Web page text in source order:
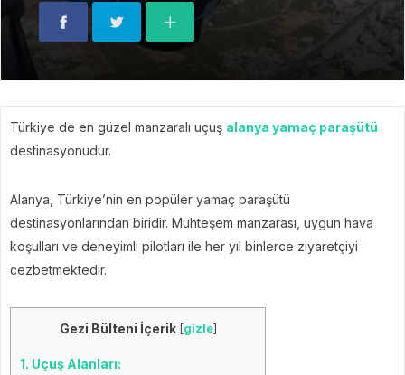
Türkiye de en güzel manzaralı uçuş alanya yamaç paraşütü
destinasyonudur.
Alanya, Türkiye’nin en popüler yamaç paraşütü
destinasyonlarından biridir. Muhteşem manzarası, uygun hava
koşulları ve deneyimli pilotları ile her yıl binlerce ziyaretçiyi
cezbetmektedir.
Gezi Bülteni İçerik [gizle]
1. Uçuş Alanları: